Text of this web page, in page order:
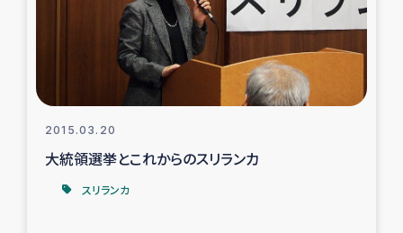
レバノンにおける緊急支援
レバノンでのシリア難民への教育支援事業
レバノンでのシリア難民・レバノン人への農業支援
2015.03.20
大統領選挙とこれからのスリランカ
スリランカ